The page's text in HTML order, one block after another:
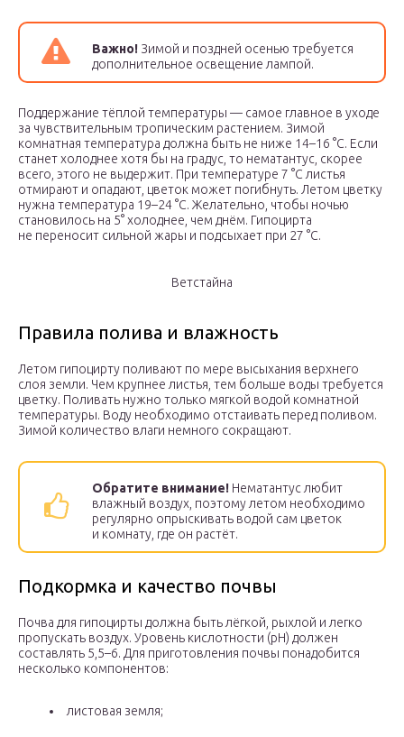
Важно! Зимой и поздней осенью требуется
дополнительное освещение лампой.
Поддержание тёплой температуры — самое главное в уходе
за чувствительным тропическим растением. Зимой
комнатная температура должна быть не ниже 14–16 °C. Если
станет холоднее хотя бы на градус, то нематантус, скорее
всего, этого не выдержит. При температуре 7 °C листья
отмирают и опадают, цветок может погибнуть. Летом цветку
нужна температура 19–24 °C. Желательно, чтобы ночью
становилось на 5° холоднее, чем днём. Гипоцирта
не переносит сильной жары и подсыхает при 27 °C.
Ветстайна
Правила полива и влажность
Летом гипоцирту поливают по мере высыхания верхнего
слоя земли. Чем крупнее листья, тем больше воды требуется
цветку. Поливать нужно только мягкой водой комнатной
температуры. Воду необходимо отстаивать перед поливом.
Зимой количество влаги немного сокращают.
Обратите внимание! Нематантус любит
влажный воздух, поэтому летом необходимо
регулярно опрыскивать водой сам цветок
и комнату, где он растёт.
Подкормка и качество почвы
Почва для гипоцирты должна быть лёгкой, рыхлой и легко
пропускать воздух. Уровень кислотности (pH) должен
составлять 5,5–6. Для приготовления почвы понадобится
несколько компонентов:
листовая земля;